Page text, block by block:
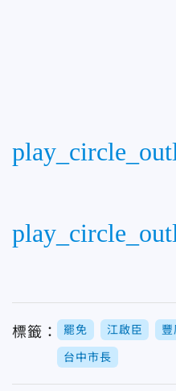
標籤： 罷免 江啟臣 豐
台中市長